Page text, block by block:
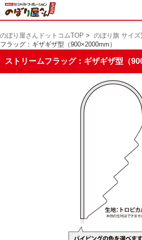
の
ぼ
屋
さ
ん
のぼり屋さんドットコムTOP > のぼり旗 サイ
フラッグ：ギザギザ型（900×2000mm）
ストリームフラッグ：ギザギザ型（